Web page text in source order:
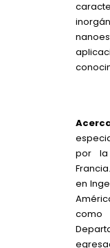
por la
en
como